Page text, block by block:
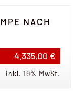
NACH
4.335,00 €
inkl. 19% MwSt.